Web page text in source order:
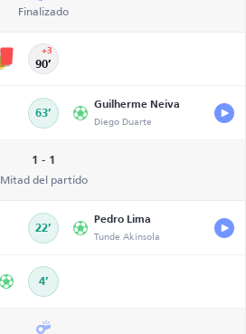
Finalizado
90’
+3
63’
Guilherme Neiva
Diego Duarte
1 - 1
Mitad del partido
22’
Pedro Lima
Tunde Akinsola
4’